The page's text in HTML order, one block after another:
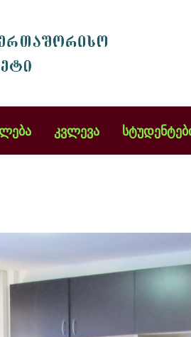
კვლევა